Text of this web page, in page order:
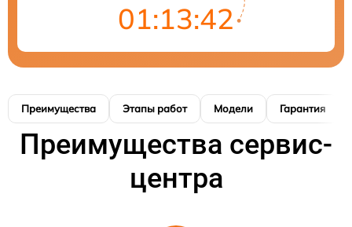
01:13:40
Преимущества Этапы работ Модели Гарантия
Преимущества сервис-
центра